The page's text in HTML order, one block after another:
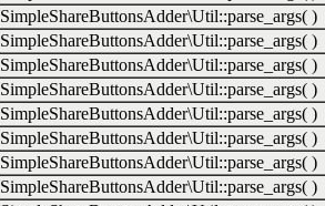
SimpleShareButtonsAdder\Util::parse_args( )
SimpleShareButtonsAdder\Util::parse_args( )
SimpleShareButtonsAdder\Util::parse_args( )
SimpleShareButtonsAdder\Util::parse_args( )
SimpleShareButtonsAdder\Util::parse_args( )
SimpleShareButtonsAdder\Util::parse_args( )
SimpleShareButtonsAdder\Util::parse_args( )
SimpleShareButtonsAdder\Util::parse_args( )